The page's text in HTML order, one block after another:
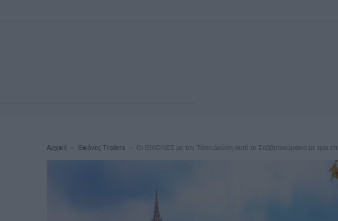
Αρχική Εικόνες Trailers Oι ΕΙΚΟΝΕΣ με τον Τάσο Δούση αυτό το Σαββατοκύριακο με τρία